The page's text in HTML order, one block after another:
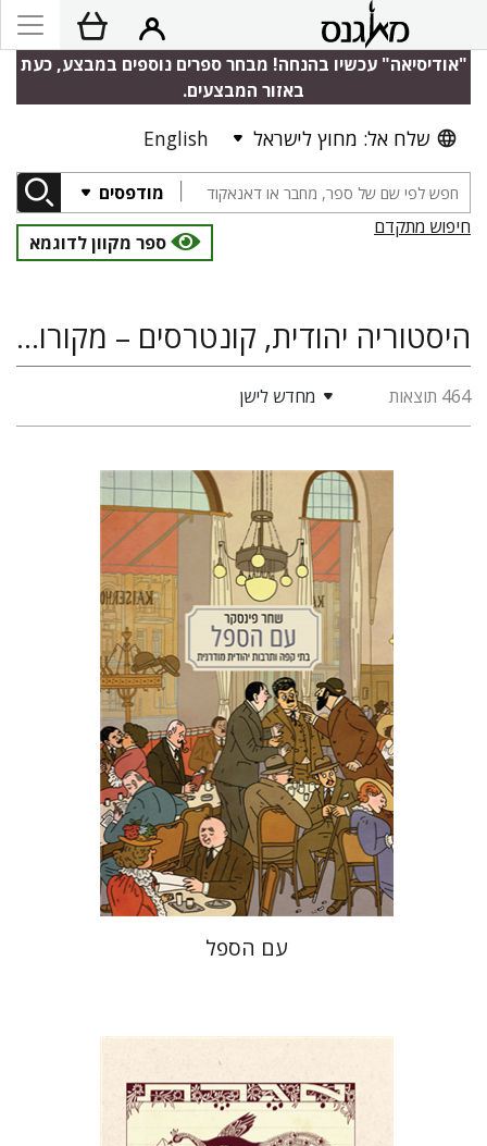
"אודיסיאה" עכשיו בהנחה! מבחר ספרים נוספים במבצע, כעת
באזור המבצעים.
שלח אל: מחוץ לישראל English
מודפסים
חיפוש מתקדם
ספר מקוון לדוגמא
היסטוריה יהודית, קונטרסים – מקורות ומחקרים
464 תוצאות מחדש לישן
שחר פינסקר
מתן קמינר
הנחת אתר ספר מודפס
$42
$38
עם הספל
יעל דר דוד אסף